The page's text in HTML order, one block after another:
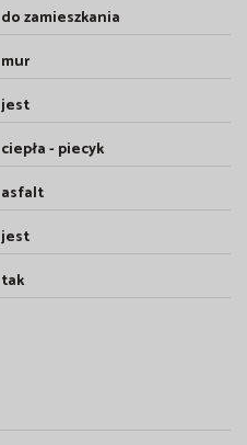
do zamieszkania
mur
jest
ciepła - piecyk
asfalt
jest
tak